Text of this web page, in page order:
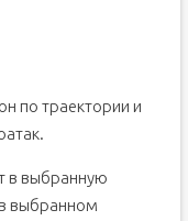
по траектории и
в выбранную
выбранном